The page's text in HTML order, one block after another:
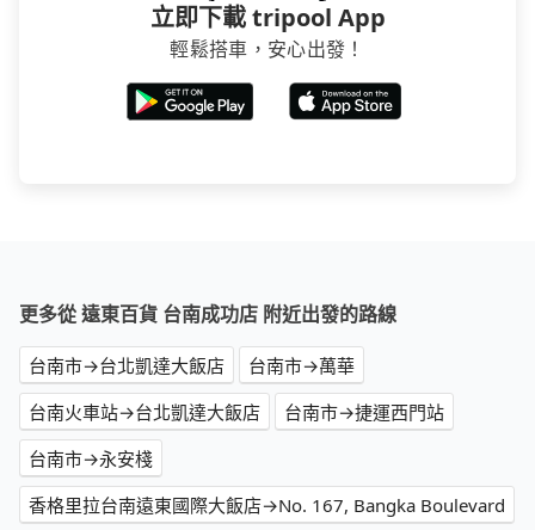
立即下載 tripool App
輕鬆搭車，安心出發！
更多從 遠東百貨 台南成功店 附近出發的路線
台南市→台北凱達大飯店
台南市→萬華
台南火車站→台北凱達大飯店
台南市→捷運西門站
台南市→永安棧
香格里拉台南遠東國際大飯店→No. 167, Bangka Boulevard